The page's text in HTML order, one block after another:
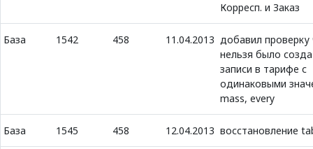
Корресп. и Заказ
База 1542 458 11.04.2013 добавил
нельзя было
записи в тарифе с
одинаковыми
mass, every
База 1545 458 12.04.2013 восстановление